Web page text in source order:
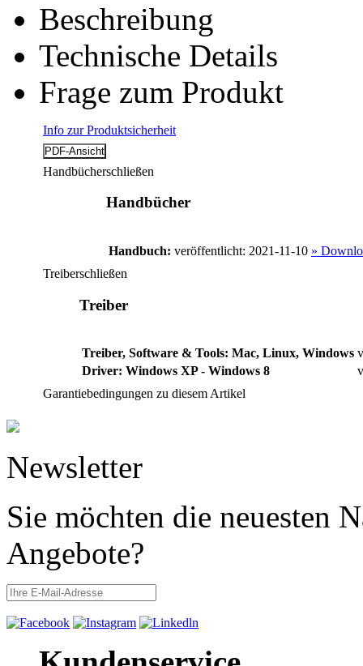
Beschreibung
Technische Details
Frage zum Produkt
Info zur Produktsicherheit
Handbücherschließen
Handbücher
Handbuch: veröffentlicht: 2021-11-10 »
Treiberschließen
Treiber
Treiber, Software & Tools: Mac, Linux, Windows
Driver: Windows XP - Windows 8
Garantiebedingungen zu diesem Artikel
Newsletter
Sie möchten die neuesten
Angebote?